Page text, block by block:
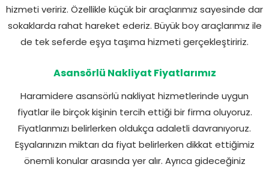
hizmeti veririz. Özellikle küçük bir araçlarımız sayesinde dar
sokaklarda rahat hareket ederiz. Büyük boy araçlarımız ile
de tek seferde eşya taşıma hizmeti gerçekleştiririz.
Asansörlü Nakliyat Fiyatlarımız
Haramidere asansörlü nakliyat hizmetlerinde uygun
fiyatlar ile birçok kişinin tercih ettiği bir firma oluyoruz.
Fiyatlarımızı belirlerken oldukça adaletli davranıyoruz.
Eşyalarınızın miktarı da fiyat belirlerken dikkat ettiğimiz
önemli konular arasında yer alır. Ayrıca gideceğiniz